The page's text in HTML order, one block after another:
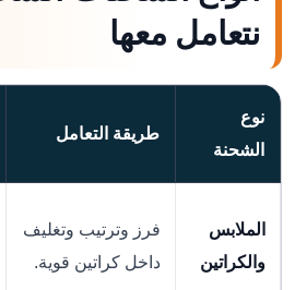
نتعامل معها
نوع
الشحنة
طريقة التعامل
الملابس
والكراتين
فرز وترتيب وتغليف
داخل كراتين قوية.